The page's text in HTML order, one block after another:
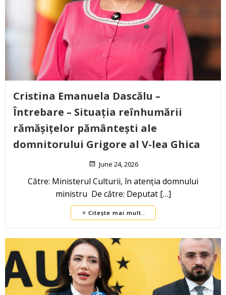
Cristina Emanuela Dascălu –
Întrebare – Situația reînhumării
rămășițelor pământești ale
domnitorului Grigore al V-lea Ghica
June 24, 2026
Către: Ministerul Culturii, în atenția domnului
ministru De către: Deputat […]
Citește mai mult..